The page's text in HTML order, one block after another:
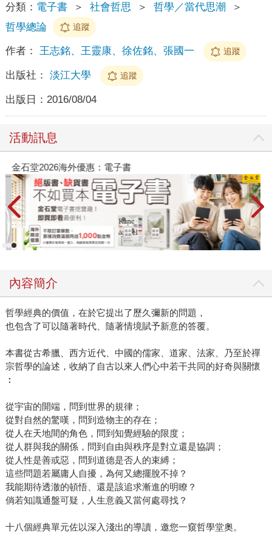
分類： 電子書 ＞ 社會哲思 ＞ 哲學／當代思潮
＞
哲學總論
追蹤
作者： 王志銘、王靈康、徐佐銘、張國一 追蹤
出版社： 淡江大學 追蹤
出版日： 2016/08/04
活動訊息
金石堂2026海外優惠：電子書
內容簡介
哲學經典的價值，在於它提出了歷久彌新的問題，
也包含了可以隨著時代、隨著情境賦予新意的答覆。
本書從古希臘、西方近代、中國的儒家、道家、法家、乃至於禪
宗哲學的論述，收納了自古以來人們心中若干共同的好奇與關懷
︰
從宇宙的開端，問到世界的規律；
從對自然的驚嘆，問到造物主的存在；
從人在天地間的角色，問到知覺經驗的限度；
從人群與我的關係，問到自由與秩序是對立還是協調；
從人性是善或惡，問到道德是否人的束縛；
這些問題若屬庸人自擾，為何又總擺脫不掉？
我能期待透澈的頓悟、還是該追求漸進的明瞭？
倘若知識通盤可疑，人生意義又當何處尋找？
十八個經典單元佐以深入淺出的導讀，邀您一窺哲學堂奧。